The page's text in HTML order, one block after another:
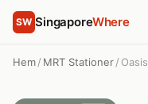
SW SingaporeWhere
Hem/ MRT Stationer/ Oasis